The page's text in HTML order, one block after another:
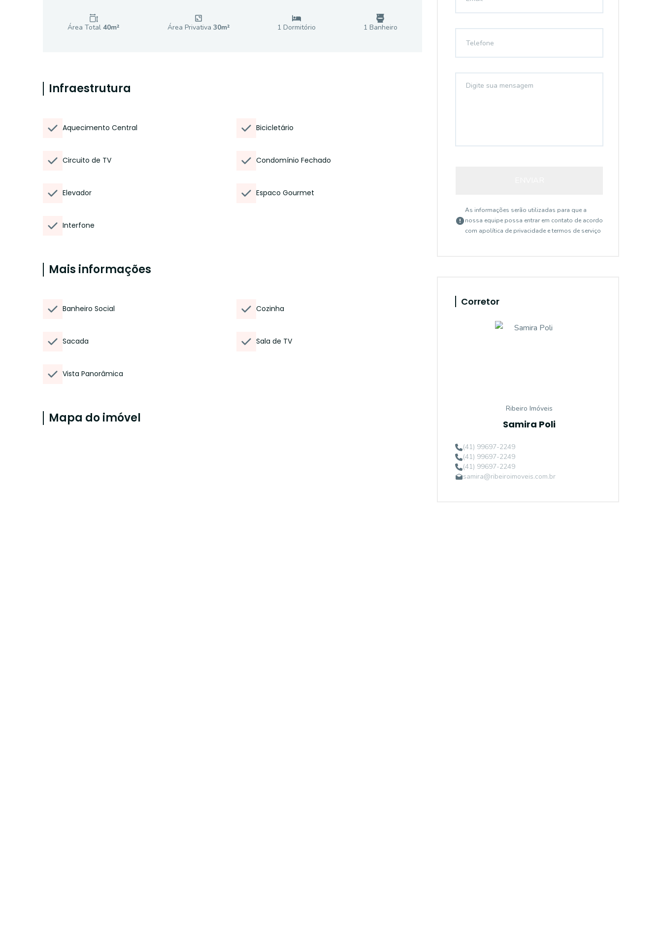
Área Total 40m² Área Privativa 30m² 1 Dormitório 1 Banheiro
Infraestrutura
Aquecimento Central Bicicletário
Circuito de TV Condomínio Fechado
Elevador Espaco Gourmet
Interfone
Mais informações
Banheiro Social Cozinha
Sacada Sala de TV
Vista Panorâmica
Mapa do imóvel
As informações serão utilizadas para que a
nossa equipe possa entrar em contato de acordo
com apolítica de privacidade e termos de serviço
Corretor
Ribeiro Imóveis
Samira Poli
(41) 99697-2249
(41) 99697-2249
(41) 99697-2249
samira@ribeiroimoveis.com.br